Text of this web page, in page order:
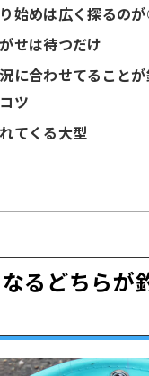
始めは広く探るの
せは待つだけ
に合わせてること
ツ
てくる大型
るどちらが